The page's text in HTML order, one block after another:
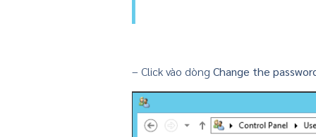
– Click vào dòng Change the